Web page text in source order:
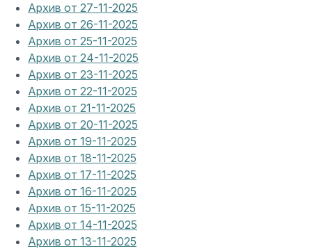
Архив от 27-11-2025
Архив от 26-11-2025
Архив от 25-11-2025
Архив от 24-11-2025
Архив от 23-11-2025
Архив от 22-11-2025
Архив от 21-11-2025
Архив от 20-11-2025
Архив от 19-11-2025
Архив от 18-11-2025
Архив от 17-11-2025
Архив от 16-11-2025
Архив от 15-11-2025
Архив от 14-11-2025
Архив от 13-11-2025